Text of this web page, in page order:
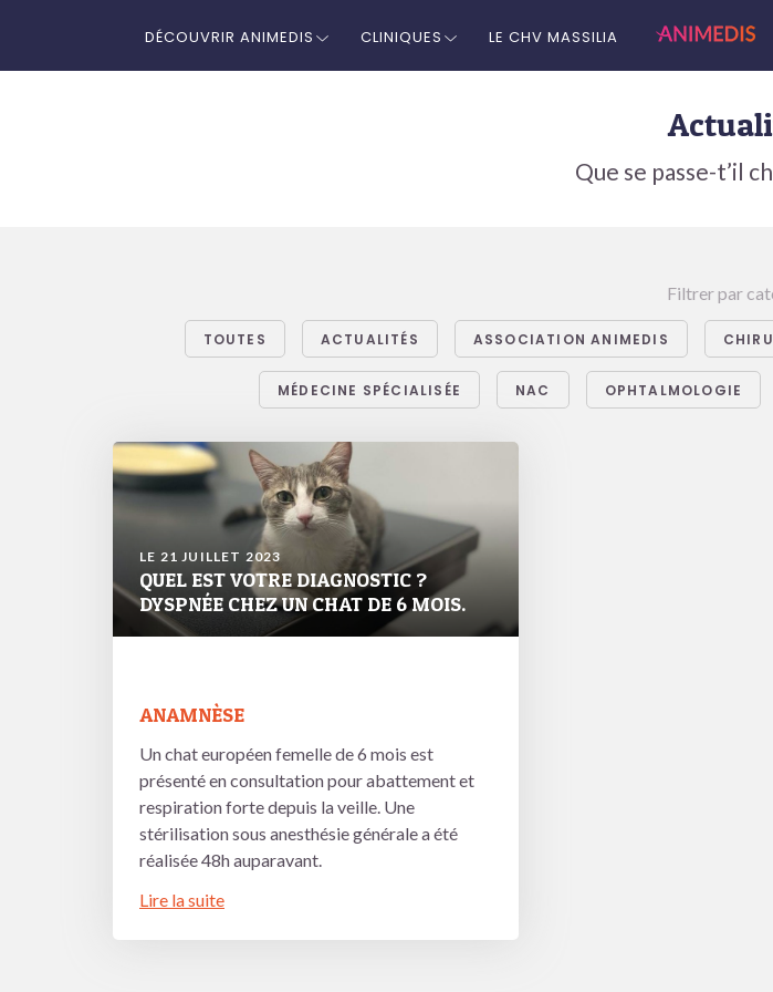
DÉCOUVRIR ANIMEDIS CLINIQUES LE CHV MASSILIA
Que se passe-t’il
Filtrer par
TOUTES ACTUALITÉS ASSOCIATION ANIMEDIS
MÉDECINE SPÉCIALISÉE NAC OPHTALMOLOGIE
LE 21 JUILLET 2023
QUEL EST VOTRE DIAGNOSTIC ?
DYSPNÉE CHEZ UN CHAT DE 6 MOIS.
ANAMNÈSE
Un chat européen femelle de 6 mois est
présenté en consultation pour abattement et
respiration forte depuis la veille. Une
stérilisation sous anesthésie générale a été
réalisée 48h auparavant.
Lire la suite